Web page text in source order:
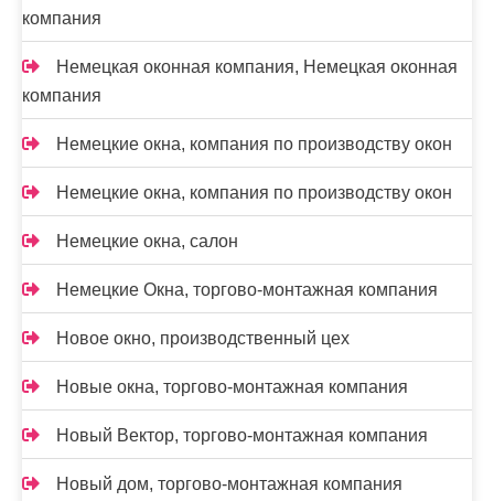
компания
Немецкая оконная компания, Немецкая оконная
компания
Немецкие окна, компания по производству окон
Немецкие окна, компания по производству окон
Немецкие окна, салон
Немецкие Окна, торгово-монтажная компания
Новое окно, производственный цех
Новые окна, торгово-монтажная компания
Новый Вектор, торгово-монтажная компания
Новый дом, торгово-монтажная компания